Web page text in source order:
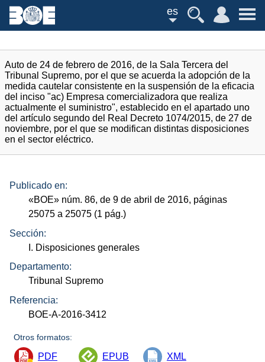
es
Auto de 24 de febrero de 2016, de la Sala Tercera del
Tribunal Supremo, por el que se acuerda la adopción de la
medida cautelar consistente en la suspensión de la eficacia
del inciso "ac) Empresa comercializadora que realiza
actualmente el suministro", establecido en el apartado uno
del artículo segundo del Real Decreto 1074/2015, de 27 de
noviembre, por el que se modifican distintas disposiciones
en el sector eléctrico.
Publicado en:
«BOE» núm. 86, de 9 de abril de 2016, páginas
25075 a 25075 (1 pág.)
Sección:
I. Disposiciones generales
Departamento:
Tribunal Supremo
Referencia:
BOE-A-2016-3412
Otros formatos:
PDF EPUB XML